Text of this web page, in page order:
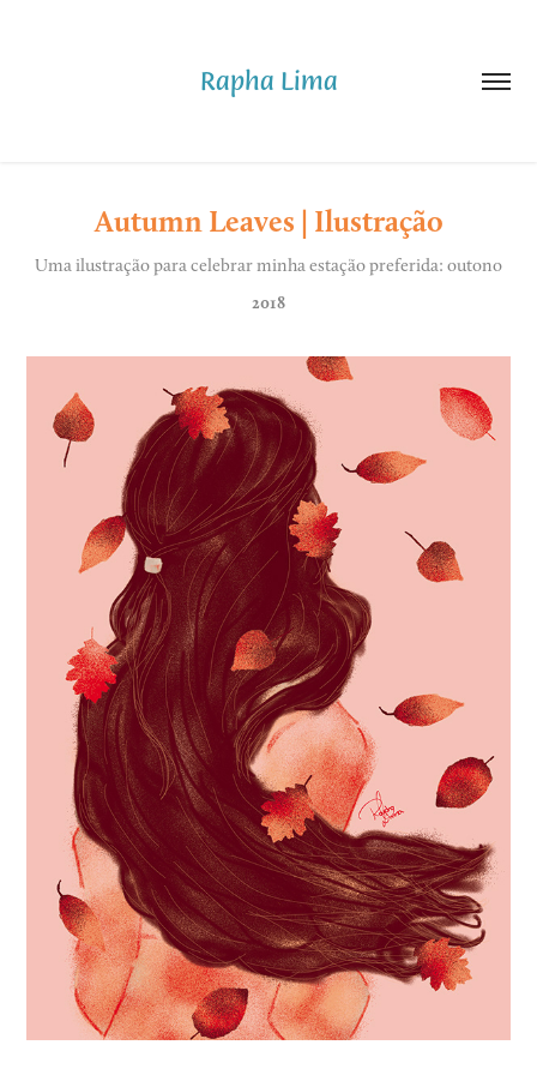
Rapha Lima
Autumn Leaves | Ilustração
Uma ilustração para celebrar minha estação preferida: outono
2018